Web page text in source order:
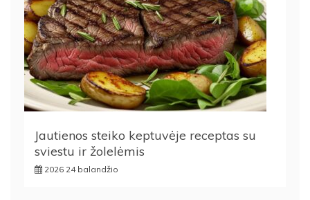
Jautienos steiko keptuvėje receptas su
sviestu ir žolelėmis
2026 24 balandžio